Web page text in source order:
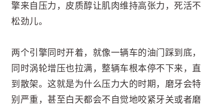
擎来自压力，皮质醇让肌肉维持高张力，死活不
松劲儿。
两个引擎同时开着，就像一辆车的油门踩到底，
同时涡轮增压也拉满，整辆车根本停不下来，直
到散架。这就是为什么压力大的时期，磨牙会特
别严重，甚至白天都会不自觉地咬紧牙关或者磨